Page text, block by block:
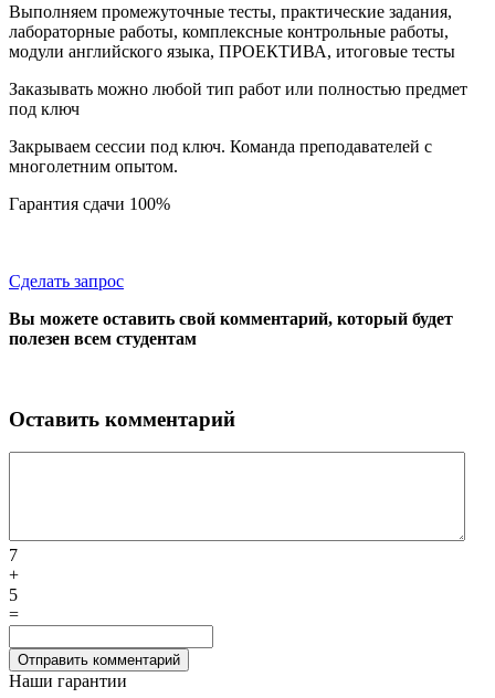
Выполняем промежуточные тесты, практические задания,
лабораторные работы, комплексные контрольные работы,
модули английского языка, ПРОЕКТИВА, итоговые тесты
Заказывать можно любой тип работ или полностью предмет
под ключ
Закрываем сессии под ключ. Команда преподавателей с
многолетним опытом.
Гарантия сдачи 100%
Сделать запрос
Вы можете оставить свой комментарий, который будет
полезен всем студентам
Оставить комментарий
7
+
5
=
Наши гарантии